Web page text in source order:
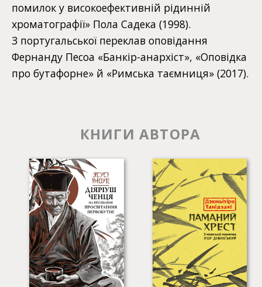
помилок у високоефективній рідинній
хроматографії» Пола Садека (1998).
З португальської переклав оповідання
Фернанду Песоа «Банкір-анархіст», «Оповідка
про бутафорне» й «Римська таємниця» (2017).
КНИГИ АВТОРА